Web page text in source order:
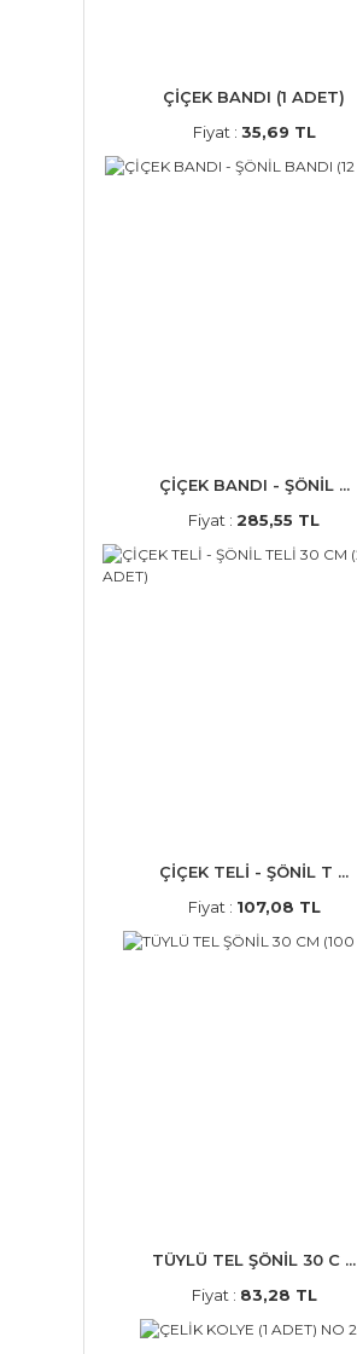
ÇİÇEK BANDI (1 ADET)
Fiyat : 35,69 TL
ÇİÇEK BANDI - ŞÖNİL ...
Fiyat :285,55 TL
ÇİÇEK TELİ - ŞÖNİL T ...
Fiyat : 107,08 TL
TÜYLÜ TEL ŞÖNİL 30 C ...
Fiyat : 83,28 TL